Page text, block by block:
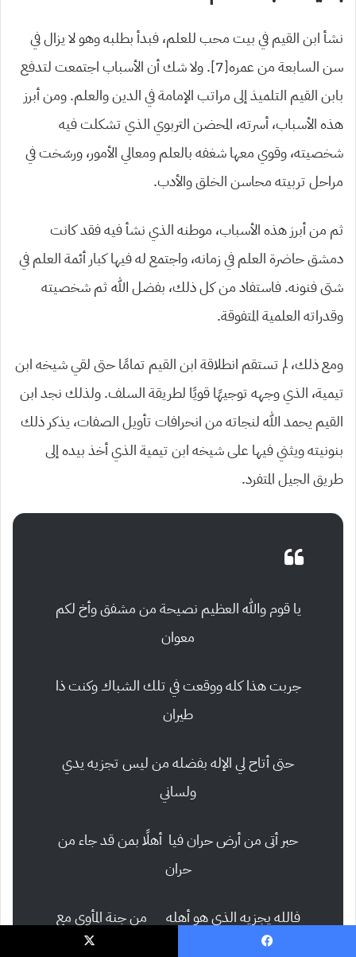
نشأ ابن القيم في بيت محب للعلم، فبدأ بطلبه وهو لا يزال في
سن السابعة من عمره[7]. ولا شك أن الأسباب اجتمعت لتدفع
بابن القيم التلميذ إلى مراتب الإمامة في الدين والعلم. ومن أبرز
هذه الأسباب، أسرته، المحضن التربوي الذي تشكلت فيه
شخصيته، وقوي معها شغفه بالعلم ومعالي الأمور، ورسّخت في
مراحل تربيته محاسن الخلق والأدب.
ثم من أبرز هذه الأسباب، موطنه الذي نشأ فيه فقد كانت
دمشق حاضرة العلم في زمانه، واجتمع له فيها كبار أئمة العلم في
شتى فنونه. فاستفاد من كل ذلك، بفضل الله ثم شخصيته
وقدراته العلمية المتفوقة.
ومع ذلك، لم تستقم انطلاقة ابن القيم تمامًا حتى لقي شيخه ابن
تيمية، الذي وجهه توجيهًا قويًا لطريقة السلف. ولذلك نجد ابن
القيم يحمد الله لنجاته من انحرافات تأويل الصفات، يذكر ذلك
بنونيته ويثني فيها على شيخه ابن تيمية الذي أخذ بيده إلى
طريق الجيل المتفرد.
يا قوم والله العظيم نصيحةمن مشفق وأخ لكم
معوان
جربت هذا كله ووقعت فيتلك الشباك وكنت ذا
طيران
حتى أتاح لي الإله بفضلهمن ليس تجزيه يدي
ولساني
حبر أتى من أرض حران فيا أهلًا بمن قد جاء من
حران
فالله يجزيه الذي هو أهله من جنة المأوى مع